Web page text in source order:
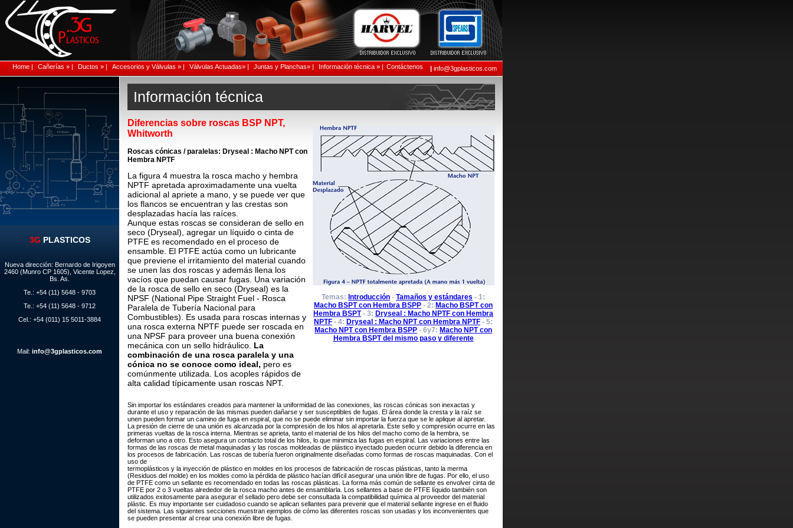
Home | Cañerías » | Ductos » | Accesorios y Válvulas » | Válvulas Actuadas» | Juntas y Planchas» | Información técnica » | Contáctenos | info@3gplasticos.com
3G PLASTICOS
Nueva dirección: Bernardo de Irigoyen
2460 (Munro CP 1605), Vicente Lopez,
Bs. As.
Te.: +54 (11) 5648 - 9703
Te.: +54 (11) 5648 - 9712
Cel.: +54 (011) 15 5011-3884
Mail: info@3gplasticos.com
Información técnica
Diferencias sobre roscas BSP NPT,
Whitworth
Roscas cónicas / paralelas: Dryseal : Macho NPT con
Hembra NPTF
La figura 4 muestra la rosca macho y hembra
NPTF apretada aproximadamente una vuelta
adicional al apriete a mano, y se puede ver que
los flancos se encuentran y las crestas son
desplazadas hacía las raíces.
Aunque estas roscas se consideran de sello en
seco (Dryseal), agregar un líquido o cinta de
PTFE es recomendado en el proceso de
ensamble. El PTFE actúa como un lubricante
que previene el irritamiento del material cuando
se unen las dos roscas y además llena los
vacíos que puedan causar fugas. Una variación
de la rosca de sello en seco (Dryseal) es la
NPSF (National Pipe Straight Fuel - Rosca
Paralela de Tubería Nacional para
Combustibles). Es usada para roscas internas y
una rosca externa NPTF puede ser roscada en
una NPSF para proveer una buena conexión
mecánica con un sello hidráulico. La
combinación de una rosca paralela y una
cónica no se conoce como ideal, pero es
comúnmente utilizada. Los acoples rápidos de
alta calidad típicamente usan roscas NPT.
Temas: Introducción - Tamaños y estándares - 1:
Macho BSPT con Hembra BSPP - 2: Macho BSPT con
Hembra BSPT- 3: Dryseal : Macho NPTF con Hembra
NPTF - 4: Dryseal : Macho NPT con Hembra NPTF - 5:
Macho NPT con Hembra BSPP - 6y7: Macho NPT con
Hembra BSPT del mismo paso y diferente
Sin importar los estándares creados para mantener la uniformidad de las conexiones, las roscas cónicas son inexactas y
durante el uso y reparación de las mismas pueden dañarse y ser susceptibles de fugas. El área donde la cresta y la raíz se
unen pueden formar un camino de fuga en espiral, que no se puede eliminar sin importar la fuerza que se le aplique al apretar.
La presión de cierre de una unión es alcanzada por la compresión de los hilos al apretarla. Este sello y compresión ocurre en las
primeras vueltas de la rosca interna. Mientras se aprieta, tanto el material de los hilos del macho como de la hembra, se
deforman uno a otro. Esto asegura un contacto total de los hilos, lo que minimiza las fugas en espiral. Las variaciones entre las
formas de las roscas de metal maquinadas y las roscas moldeadas de plástico inyectado pueden ocurrir debido la diferencia en
los procesos de fabricación. Las roscas de tubería fueron originalmente diseñadas como formas de roscas maquinadas. Con el
uso de
termoplásticos y la inyección de plástico en moldes en los procesos de fabricación de roscas plásticas, tanto la merma
(Residuos del molde) en los moldes como la pérdida de plástico hacían difícil asegurar una unión libre de fugas. Por ello, el uso
de PTFE como un sellante es recomendado en todas las roscas plásticas. La forma más común de sellante es envolver cinta de
PTFE por 2 o 3 vueltas alrededor de la rosca macho antes de ensamblarla. Los sellantes a base de PTFE líquido también son
utilizados exitosamente para asegurar el sellado pero debe ser consultada la compatibilidad química al proveedor del material
plástic. Es muy importante ser cuidadoso cuando se aplican sellantes para prevenir que el material sellante ingrese en el fluido
del sistema. Las siguientes secciones muestran ejemplos de cómo las diferentes roscas son usadas y los inconvenientes que
se pueden presentar al crear una conexión libre de fugas.